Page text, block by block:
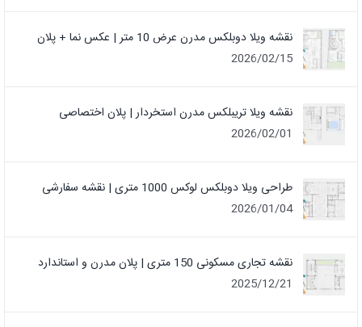
نقشه ویلا دوبلکس مدرن عرض 10 متر | عکس نما + پلان
2026/02/15
نقشه ویلا تریبلکس مدرن استخردار | پلان اختصاصی
2026/02/01
طراحی ویلا دوبلکس لوکس 1000 متری | نقشه سفارشی
2026/01/04
نقشه تجاری مسکونی 150 متری | پلان مدرن و استاندارد
2025/12/21